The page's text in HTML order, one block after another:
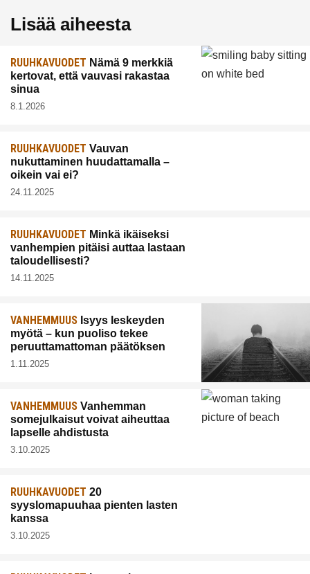
Lisää aiheesta
RUUHKAVUODET Nämä 9 merkkiä
kertovat, että vauvasi rakastaa
sinua
8.1.2026
RUUHKAVUODET Vauvan
nukuttaminen huudattamalla –
oikein vai ei?
24.11.2025
RUUHKAVUODET Minkä ikäiseksi
vanhempien pitäisi auttaa lastaan
taloudellisesti?
14.11.2025
VANHEMMUUS Isyys leskeyden
myötä – kun puoliso tekee
peruuttamattoman päätöksen
1.11.2025
VANHEMMUUS Vanhemman
somejulkaisut voivat aiheuttaa
lapselle ahdistusta
3.10.2025
RUUHKAVUODET 20
syyslomapuuhaa pienten lasten
kanssa
3.10.2025